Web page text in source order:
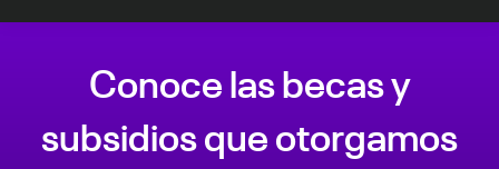
Conoce las becas y
subsidios que otorgamos